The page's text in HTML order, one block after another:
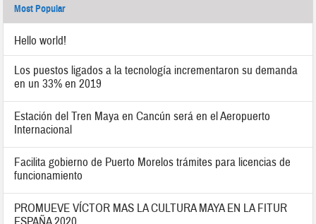
Most Popular
Hello world!
Los puestos ligados a la tecnología incrementaron su demanda
en un 33% en 2019
Estación del Tren Maya en Cancún será en el Aeropuerto
Internacional
Facilita gobierno de Puerto Morelos trámites para licencias de
funcionamiento
PROMUEVE VÍCTOR MAS LA CULTURA MAYA EN LA FITUR